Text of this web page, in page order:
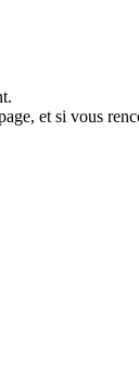
et si vous